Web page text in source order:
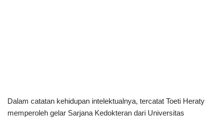
Dalam catatan kehidupan intelektualnya, tercatat Toeti Heraty
memperoleh gelar Sarjana Kedokteran dari Universitas